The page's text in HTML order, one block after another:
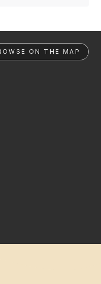
ON THE MAP